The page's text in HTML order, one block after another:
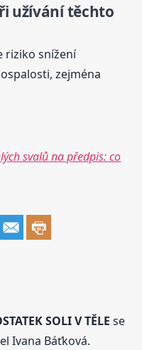
užívání těchto
riziko snížení
zejména
svalů na předpis: co
SOLI V TĚLE se
Ivana Báťková.